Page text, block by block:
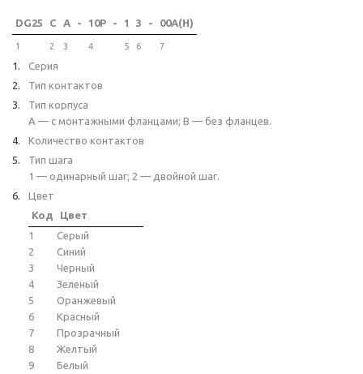
DG25 C A - 10P - 1 3 - 00A(H)
1 2 3 4 5 6 7
Серия
Тип контактов
Тип корпуса
A — с монтажными фланцами; B — без фланцев.
Количество контактов
Тип шага
1 — одинарный шаг; 2 — двойной шаг.
Цвет
Код
Цвет
1
Серый
2
Синий
3
Черный
4
Зеленый
5
Оранжевый
6
Красный
7
Прозрачный
8
Желтый
9
Белый